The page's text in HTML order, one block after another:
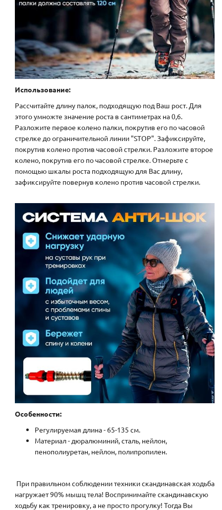
Использование:
Рассчитайте длину палок, подходящую под Ваш рост. Для
этого умножте значение роста в сантиметрах на 0,6.
Разложите первое колено палки, покрутив его по часовой
стрелке до ограничительной линии "STOP". Зафиксируйте,
покрутив колено против часовой стрелки. Разложите второе
колено, покрутив его по часовой стрелке. Отмерьте с
помощью шкалы роста подходящую для Вас длину,
зафиксируйте повернув колено против часовой стрелки.
Особенности:
Регулируемая длина - 65-135 см.
Материал - дюралюминий, сталь, нейлон,
пенополиуретан, нейлон, полипропилен.
При правильном соблюдении техники скандинавская ходьба
нагружает 90% мышц тела! Воспринимайте скандинавскую
ходьбу как тренировку, а не просто прогулку! Тогда Вы